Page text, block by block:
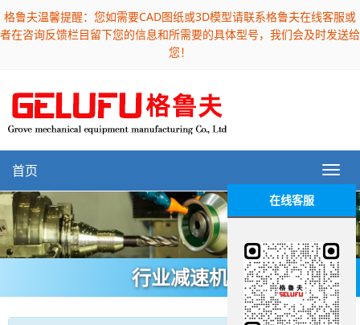
格鲁夫温馨提醒：您如需要CAD图纸或3D模型请联系格鲁夫在线客服或
者在咨询反馈栏目留下您的信息和所需要的具体型号，我们会及时发送给
您！
首页
行业减速机
在线客服